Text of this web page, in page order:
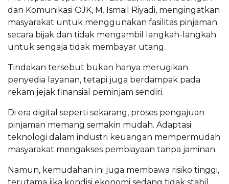
dan Komunikasi OJK, M. Ismail Riyadi, mengingatkan
masyarakat untuk menggunakan fasilitas pinjaman
secara bijak dan tidak mengambil langkah-langkah
untuk sengaja tidak membayar utang.
Tindakan tersebut bukan hanya merugikan
penyedia layanan, tetapi juga berdampak pada
rekam jejak finansial peminjam sendiri.
Di era digital seperti sekarang, proses pengajuan
pinjaman memang semakin mudah. Adaptasi
teknologi dalam industri keuangan mempermudah
masyarakat mengakses pembiayaan tanpa jaminan.
Namun, kemudahan ini juga membawa risiko tinggi,